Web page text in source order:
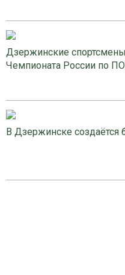
Дзержинские
Чемпионата России по
В Дзержинске создаётся